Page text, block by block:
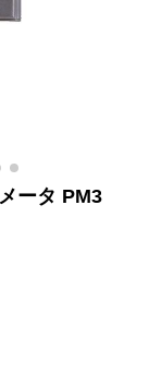
ータ PM3